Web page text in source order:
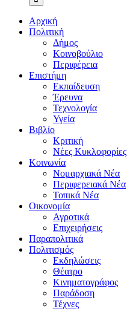
Αρχική
Πολιτική
Δήμος
Κοινοβούλιο
Περιφέρεια
Επιστήμη
Εκπαίδευση
Έρευνα
Τεχνολογία
Υγεία
Βιβλίο
Κριτική
Νέες Κυκλοφορίες
Κοινωνία
Νομαρχιακά Νέα
Περιφερειακά Νέα
Τοπικά Νέα
Οικονομία
Αγροτικά
Επιχειρήσεις
Παραπολιτικά
Πολιτισμός
Εκδηλώσεις
Θέατρο
Κινηματογράφος
Παράδοση
Τέχνες